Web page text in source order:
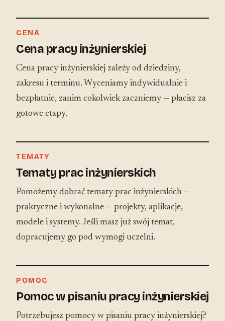
CENA
Cena pracy inżynierskiej
Cena pracy inżynierskiej zależy od dziedziny,
zakresu i terminu. Wyceniamy indywidualnie i
bezpłatnie, zanim cokolwiek zaczniemy — płacisz za
gotowe etapy.
TEMATY
Tematy prac inżynierskich
Pomożemy dobrać tematy prac inżynierskich —
praktyczne i wykonalne — projekty, aplikacje,
modele i systemy. Jeśli masz już swój temat,
dopracujemy go pod wymogi uczelni.
POMOC
Pomoc w pisaniu pracy inżynierskiej
Potrzebujesz pomocy w pisaniu pracy inżynierskiej?